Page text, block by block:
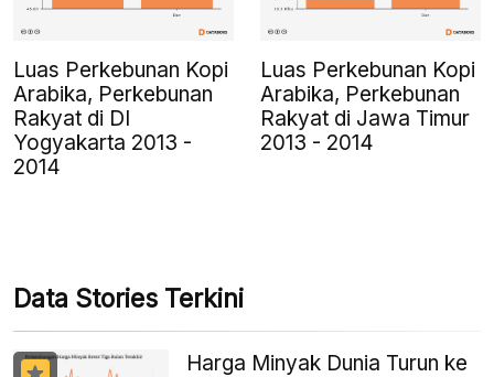
Luas Perkebunan Kopi
Arabika, Perkebunan
Rakyat di DI
Yogyakarta 2013 -
2014
Luas Perkebunan Kopi
Arabika, Perkebunan
Rakyat di Jawa Timur
2013 - 2014
Data Stories Terkini
Harga Minyak Dunia Turun ke